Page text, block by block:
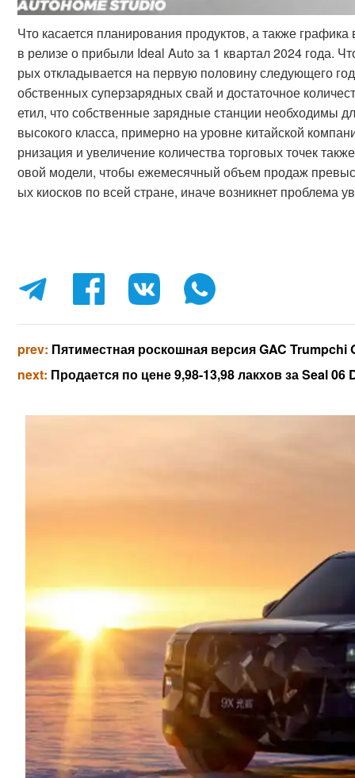
Что касается планирования продуктов, а также
в релизе о прибыли Ideal Auto за 1 квартал 2024 года.
рых откладывается на первую половину следующего
обственных суперзарядных свай и достаточное
етил, что собственные зарядные станции необходимы
высокого класса, примерно на уровне китайской
рнизация и увеличение количества торговых точек
овой модели, чтобы ежемесячный объем продаж
ых киосков по всей стране, иначе возникнет проблема
prev: Пятиместная роскошная версия GAC Trumpchi
next: Продается по цене 9,98-13,98 лакхов за Seal 06